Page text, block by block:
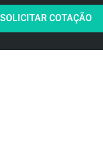
SOLICITAR COTAÇÃO